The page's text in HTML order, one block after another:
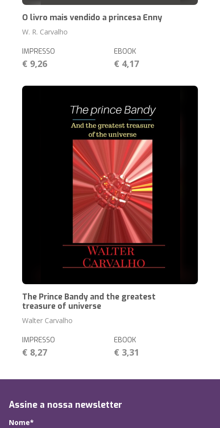
O livro mais vendido a princesa Enny
W. R. Carvalho
IMPRESSO
€ 9,26
EBOOK
€ 4,17
The Prince Bandy and the greatest
treasure of universe
Walter Carvalho
IMPRESSO
€ 8,27
EBOOK
€ 3,31
Assine a nossa newsletter
Nome*